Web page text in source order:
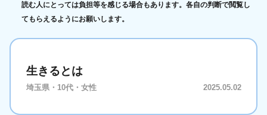
読む人にとっては負担等を感じる場合もあります。各自の判断で閲覧し
てもらえるようにお願いします。
生きるとは
埼玉県・10代・女性 2025.05.02